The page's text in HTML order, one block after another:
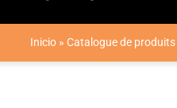
Inicio » Catalogue de produits